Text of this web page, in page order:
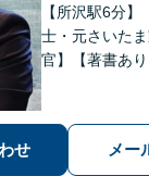
【所沢駅6分
士・元さいた
官】【著書あ
とりのニーズ
法をご提案い
せ メー